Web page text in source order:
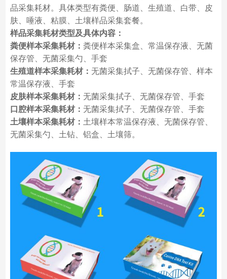
品采集耗材。具体类型有粪便、肠道、生殖道、白带、皮
肤、唾液、粘膜、土壤样品采集套餐。
样品采集耗材类型及具体内容：
粪便样本采集耗材： 粪便样本采集盒、常温保存液、无菌
保存管、无菌采集勺、手套
生殖道样本采集耗材： 无菌采集拭子、无菌保存管、样本
常温保存液、手套
皮肤样本采集耗材： 无菌采集拭子、无菌保存管、手套
口腔样本采集耗材： 无菌采集拭子、无菌保存管、手套
土壤样本采集耗材： 土壤样本常温保存液、无菌保存管、
无菌采集勺、土钻、铝盒、土壤筛。